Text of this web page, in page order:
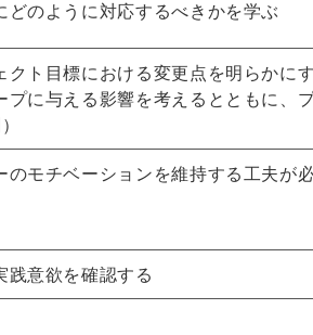
のように対応するべきかを学ぶ
ト目標における変更点を明らかにす
に与える影響を考えるとともに、
モチベーションを維持する工夫が
意欲を確認する